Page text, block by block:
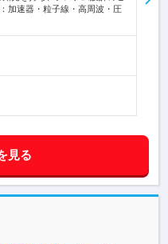
加速器・粒子線・高周波・圧
見る